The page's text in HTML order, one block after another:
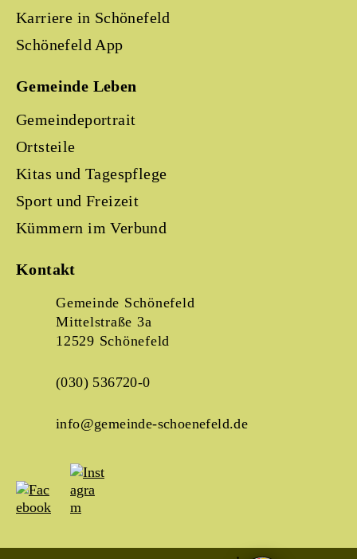
Karriere in Schönefeld
Schönefeld App
Gemeinde Leben
Gemeindeportrait
Ortsteile
Kitas und Tagespflege
Sport und Freizeit
Kümmern im Verbund
Kontakt
Gemeinde Schönefeld
Mittelstraße 3a
12529 Schönefeld
(030) 536720-0
info@gemeinde-schoenefeld.de